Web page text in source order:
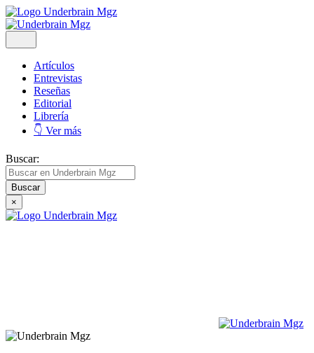
Artículos
Entrevistas
Reseñas
Editorial
Librería
👇 Ver más
Buscar:
×